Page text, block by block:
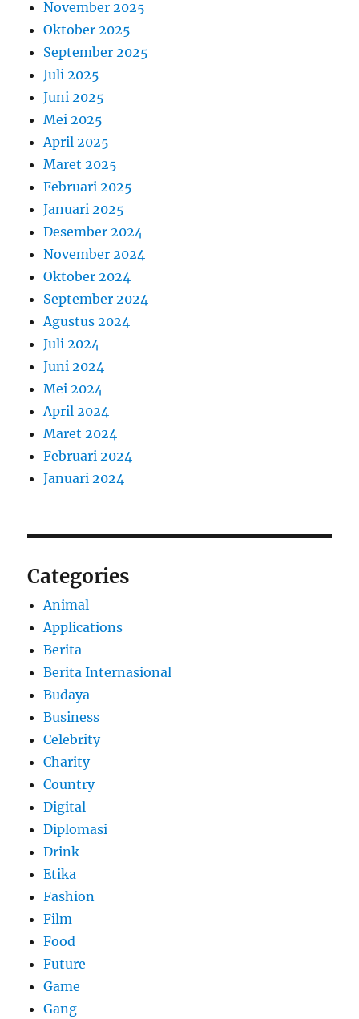
November 2025
Oktober 2025
September 2025
Juli 2025
Juni 2025
Mei 2025
April 2025
Maret 2025
Februari 2025
Januari 2025
Desember 2024
November 2024
Oktober 2024
September 2024
Agustus 2024
Juli 2024
Juni 2024
Mei 2024
April 2024
Maret 2024
Februari 2024
Januari 2024
Categories
Animal
Applications
Berita
Berita Internasional
Budaya
Business
Celebrity
Charity
Country
Digital
Diplomasi
Drink
Etika
Fashion
Film
Food
Future
Game
Gang